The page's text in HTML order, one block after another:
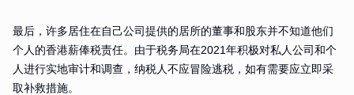
最后，许多居住在自己公司提供的居所的董事和股东并不知道他们
个人的香港薪俸税责任。由于税务局在2021年积极对私人公司和个
人进行实地审计和调查，纳税人不应冒险逃税，如有需要应立即采
取补救措施。